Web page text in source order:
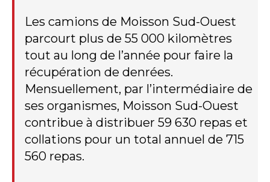
Les camions de Moisson Sud-Ouest
parcourt plus de 55 000 kilomètres
tout au long de l’année pour faire la
récupération de denrées.
Mensuellement, par l’intermédiaire de
ses organismes, Moisson Sud-Ouest
contribue à distribuer 59 630 repas et
collations pour un total annuel de 715
560 repas.